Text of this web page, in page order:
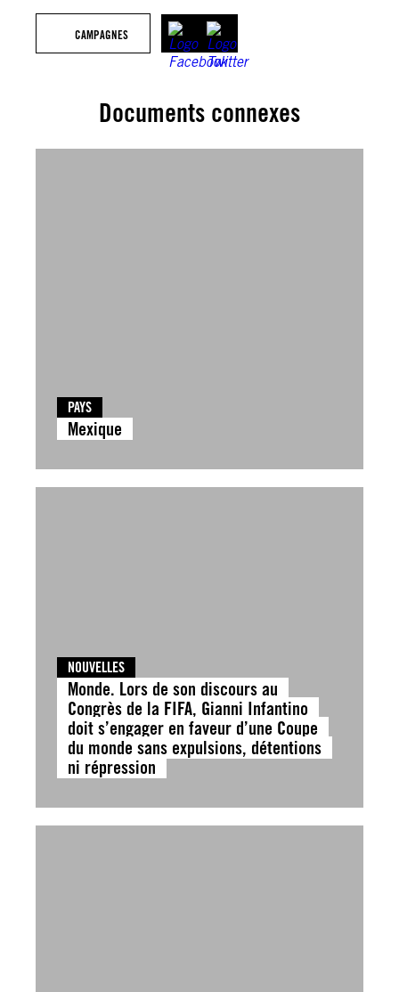
CAMPAGNES
Documents connexes
PAYS
Mexique
NOUVELLES
Monde. Lors de son discours au
Congrès de la FIFA, Gianni Infantino
doit s’engager en faveur d’une Coupe
du monde sans expulsions, détentions
ni répression